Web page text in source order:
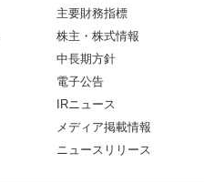
主要財務指標
株主・株式情報
中長期方針
電子公告
IRニュース
メディア掲載情報
ニュースリリース